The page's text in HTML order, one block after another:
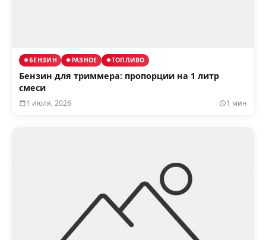
БЕНЗИН РАЗНОЕ ТОПЛИВО
Бензин для триммера: пропорции на 1 литр
смеси
1 июля, 2026 1 мин